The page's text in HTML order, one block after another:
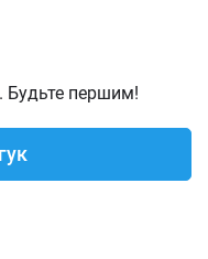
Будьте першим!